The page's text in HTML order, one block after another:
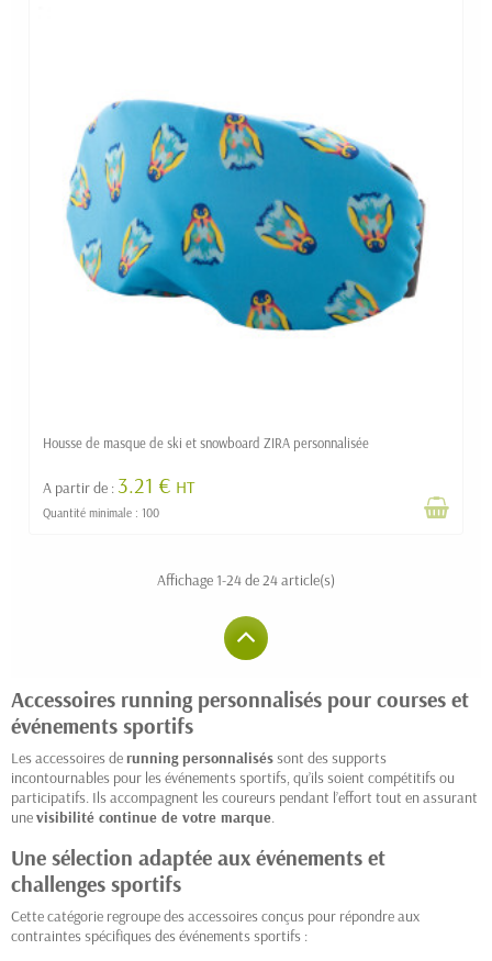
Housse de masque de ski et snowboard ZIRA personnalisée
A partir de : 3.21 € HT
Quantité minimale : 100
Affichage 1-24 de 24 article(s)
Accessoires running personnalisés pour courses et
événements sportifs
Les accessoires derunning personnalisés sont des supports
incontournables pour les événements sportifs, qu’ils soient compétitifs ou
participatifs. Ils accompagnent les coureurs pendant l’effort tout en assurant
unevisibilité continue de votre marque.
Une sélection adaptée aux événements et
challenges sportifs
Cette catégorie regroupe des accessoires conçus pour répondre aux
contraintes spécifiques des événements sportifs :